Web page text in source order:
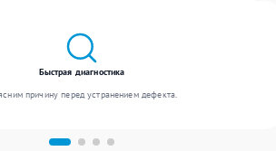
Быстрая диагностика
причину перед устранением дефекта.